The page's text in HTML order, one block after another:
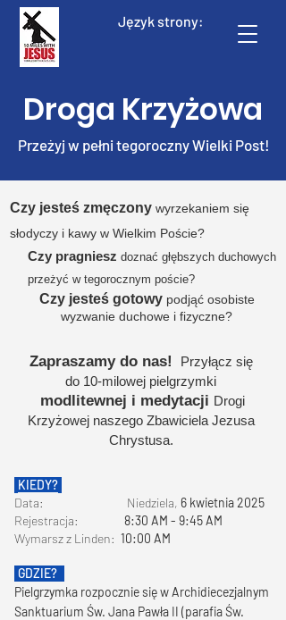
Język strony:
Droga Krzyżowa
Przeżyj w pełni tegoroczny Wielki Post!
Czy jesteś zmęczony wyrzekaniem się
słodyczy i kawy w Wielkim Poście?
Czy pragniesz doznać głębszych duchowych
przeżyć w tegorocznym poście?
Czy jesteś gotowy podjąć osobiste
wyzwanie duchowe i fizyczne?
Zapraszamy do nas!
Przyłącz się
do 10-milowej pielgrzymki
modlitewnej i medytacji Drogi
Krzyżowej naszego Zbawiciela Jezusa
Chrystusa.
KIEDY?
Data: Niedziela, 6 kwietnia 2025
Rejestracja: 8:30 AM - 9:45 AM
Wymarsz z Linden: 10:00 AM
GDZIE?
Pielgrzymka rozpocznie się w Archidiecezjalnym
Sanktuarium Św. Jana Pawła II (parafia Św.